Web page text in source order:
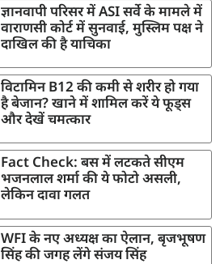
ज्ञानवापी परिसर में ASI सर्वे के मामले में
वाराणसी कोर्ट में सुनवाई, मुस्लिम पक्ष ने
दाखिल की है याचिका
विटामिन B12 की कमी से शरीर हो गया
है बेजान? खाने में शामिल करें ये फूड्स
और देखें चमत्कार
Fact Check: बस में लटकते सीएम
भजनलाल शर्मा की ये फोटो असली,
लेकिन दावा गलत
WFI के नए अध्यक्ष का ऐलान, बृजभूषण
सिंह की जगह लेंगे संजय सिंह